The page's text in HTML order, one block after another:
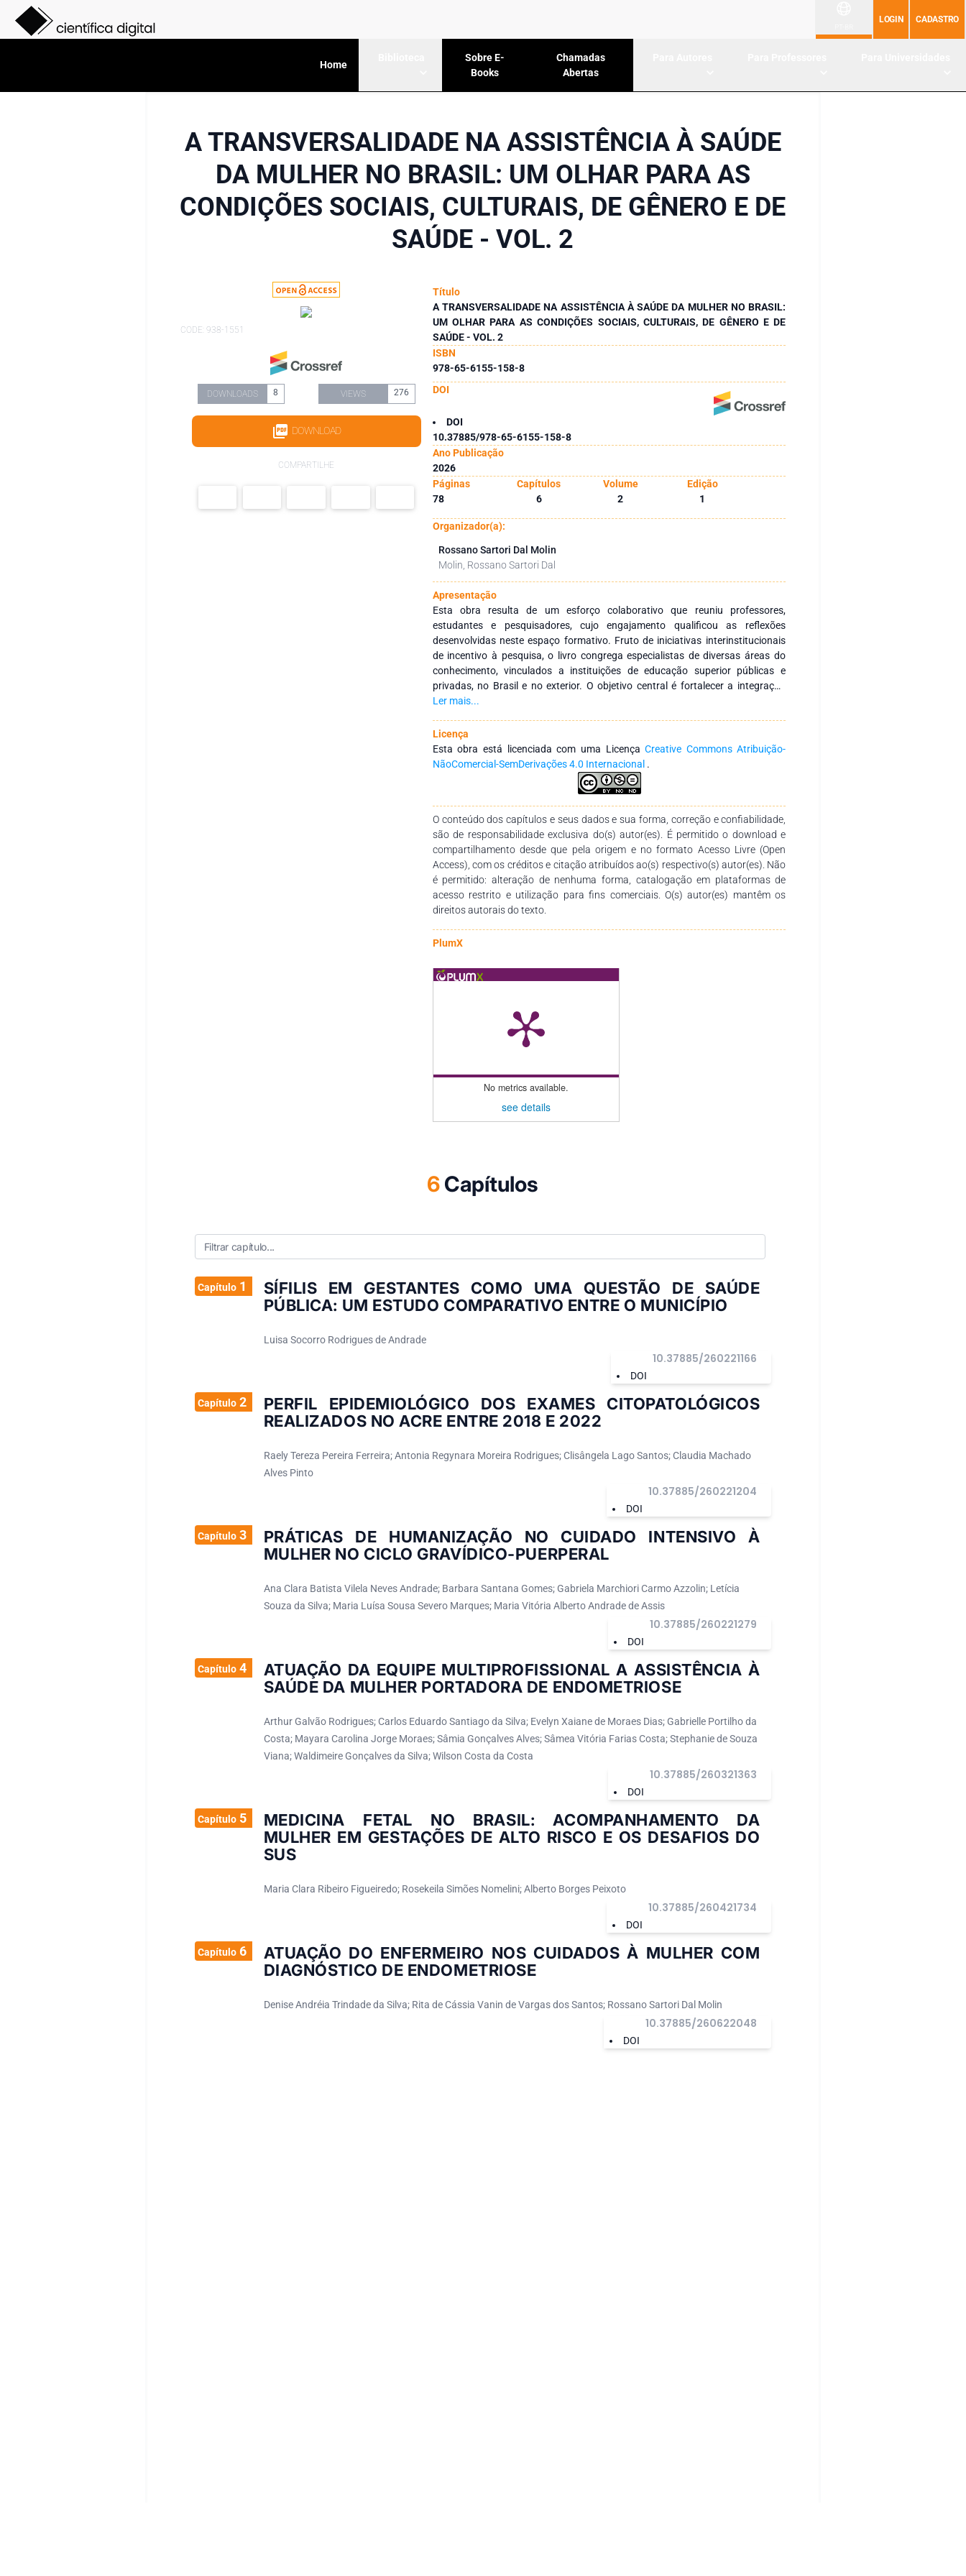
LOGIN CADASTRO
Home
Sobre E-
Books
Chamadas
Abertas
A TRANSVERSALIDADE NA ASSISTÊNCIA À SAÚDE
DA MULHER NO BRASIL: UM OLHAR PARA AS
CONDIÇÕES SOCIAIS, CULTURAIS, DE GÊNERO E DE
SAÚDE - VOL. 2
CODE: 938-1551
DOWNLOADS 8 VIEWS 276
DOWNLOAD
COMPARTILHE
Título
A TRANSVERSALIDADE NA ASSISTÊNCIA À SAÚDE DA MULHER NO BRASIL:
UM OLHAR PARA AS CONDIÇÕES SOCIAIS, CULTURAIS, DE GÊNERO E DE
SAÚDE - VOL. 2
ISBN
978-65-6155-158-8
DOI
DOI
10.37885/978-65-6155-158-8
Ano Publicação
2026
Páginas
Capítulos Volume
Edição
78
6 2 1
Organizador(a):
Rossano Sartori Dal Molin
Molin, Rossano Sartori Dal
Apresentação
Esta obra resulta de um esforço colaborativo que reuniu professores,
estudantes e pesquisadores, cujo engajamento qualificou as reflexões
desenvolvidas neste espaço formativo. Fruto de iniciativas interinstitucionais
de incentivo à pesquisa, o livro congrega especialistas de diversas áreas do
conhecimento, vinculados a instituições de educação superior públicas e
privadas, no Brasil e no exterior. O objetivo central é fortalecer a integração
entre instituições por meio de redes de pesquisa voltadas à formação
disseminação do conhecimento. Agradecemos aos autores pela dedicação e
compromisso na construção desta obra, que se propõe a ser um recurso
didático-pedagógico relevante para estudantes, docentes de diferentes níveis
de ensino e demais interessados na temática.
Ler mais...
Licença
Esta obra está licenciada com uma LicençaCreative Commons Atribuição-
NãoComercial-SemDerivações 4.0 Internacional .
O conteúdo dos capítulos e seus dados e sua forma, correção e confiabilidade,
são de responsabilidade exclusiva do(s) autor(es). É permitido o download e
compartilhamento desde que pela origem e no formato Acesso Livre (Open
Access), com os créditos e citação atribuídos ao(s) respectivo(s) autor(es). Não
é permitido: alteração de nenhuma forma, catalogação em plataformas de
acesso restrito e utilização para fins comerciais. O(s) autor(es) mantêm os
direitos autorais do texto.
PlumX
No metrics available.
see details
6Capítulos
Capítulo1
SÍFILIS EM GESTANTES COMO UMA QUESTÃO DE SAÚDE
PÚBLICA: UM ESTUDO COMPARATIVO ENTRE O MUNICÍPIO
Luisa Socorro Rodrigues de Andrade
DOI
10.37885/260221166
Capítulo2
PERFIL EPIDEMIOLÓGICO DOS EXAMES CITOPATOLÓGICOS
REALIZADOS NO ACRE ENTRE 2018 E 2022
Raely Tereza Pereira Ferreira; Antonia Regynara Moreira Rodrigues; Clisângela Lago Santos; Claudia Machado
Alves Pinto
DOI
10.37885/260221204
Capítulo3
PRÁTICAS DE HUMANIZAÇÃO NO CUIDADO INTENSIVO À
MULHER NO CICLO GRAVÍDICO-PUERPERAL
Ana Clara Batista Vilela Neves Andrade; Barbara Santana Gomes; Gabriela Marchiori Carmo Azzolin; Letícia
Souza da Silva; Maria Luísa Sousa Severo Marques; Maria Vitória Alberto Andrade de Assis
DOI
10.37885/260221279
Capítulo4
ATUAÇÃO DA EQUIPE MULTIPROFISSIONAL A ASSISTÊNCIA À
SAÚDE DA MULHER PORTADORA DE ENDOMETRIOSE
Arthur Galvão Rodrigues; Carlos Eduardo Santiago da Silva; Evelyn Xaiane de Moraes Dias; Gabrielle Portilho da
Costa; Mayara Carolina Jorge Moraes; Sâmia Gonçalves Alves; Sâmea Vitória Farias Costa; Stephanie de Souza
Viana; Waldimeire Gonçalves da Silva; Wilson Costa da Costa
DOI
10.37885/260321363
Capítulo5
MEDICINA FETAL NO BRASIL: ACOMPANHAMENTO DA
MULHER EM GESTAÇÕES DE ALTO RISCO E OS DESAFIOS DO
SUS
Maria Clara Ribeiro Figueiredo; Rosekeila Simões Nomelini; Alberto Borges Peixoto
DOI
10.37885/260421734
Capítulo6
ATUAÇÃO DO ENFERMEIRO NOS CUIDADOS À MULHER COM
DIAGNÓSTICO DE ENDOMETRIOSE
Denise Andréia Trindade da Silva; Rita de Cássia Vanin de Vargas dos Santos; Rossano Sartori Dal Molin
DOI
10.37885/260622048